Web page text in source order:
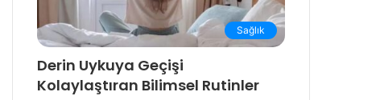
Sağlık
Derin Uykuya Geçişi
Kolaylaştıran Bilimsel Rutinler